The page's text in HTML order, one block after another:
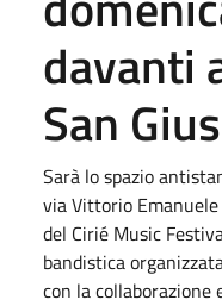
davanti
San
Sarà lo spazio
via Vittorio
del Cirié Music
bandistica
con la collaborazione